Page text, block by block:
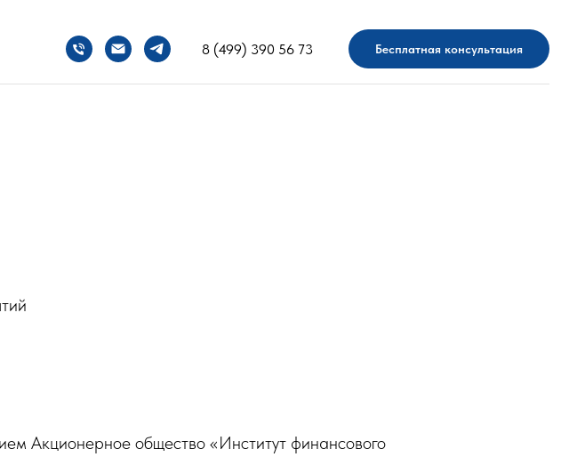
8 (499) 390 56 73 Бесплатная консультация
Акционерное общество «Институт финансового